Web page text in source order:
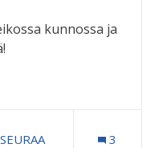
kunnossa ja
Rakennettu ympäristö
2 SEURAAJAA
SEURAA 3